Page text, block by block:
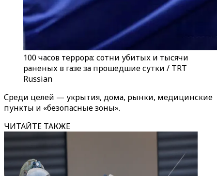
100 часов террора: сотни убитых и тысячи
раненых в газе за прошедшие сутки / TRT
Russian
Среди целей — укрытия, дома, рынки, медицинские
пункты и «безопасные зоны».
ЧИТАЙТЕ ТАКЖЕ